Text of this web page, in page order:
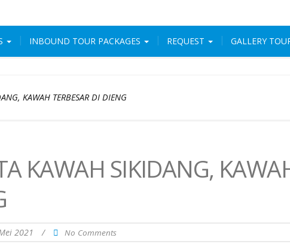
INBOUND TOUR PACKAGES REQUEST GALLERY
KAWAH TERBESAR DI DIENG
KAWAH SIKIDANG,
2021 / No Comments